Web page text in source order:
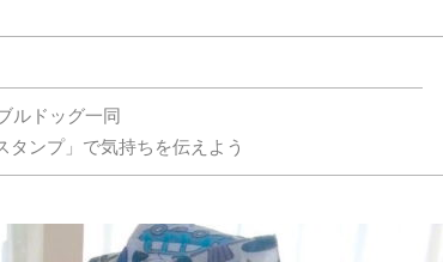
ルドッグ一同
ンプ」で気持ちを伝えよう